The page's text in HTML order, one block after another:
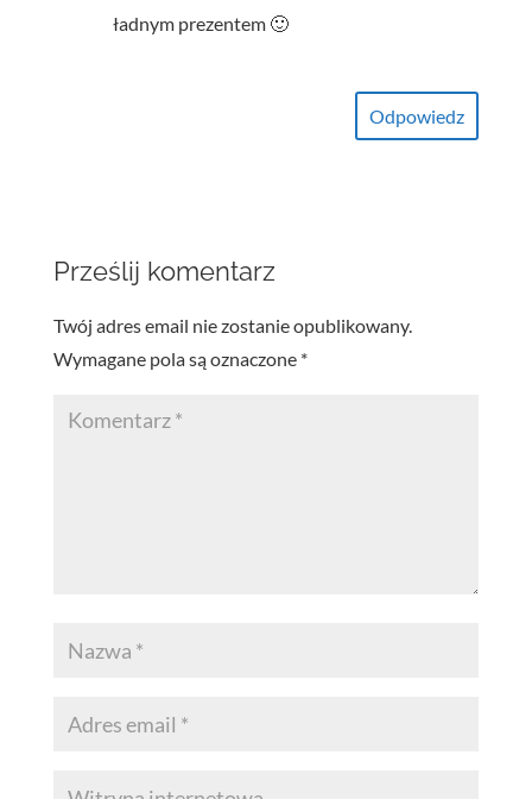
ładnym prezentem 🙂
Odpowiedz
Prześlij komentarz
Twój adres email nie zostanie opublikowany.
Wymagane pola są oznaczone *